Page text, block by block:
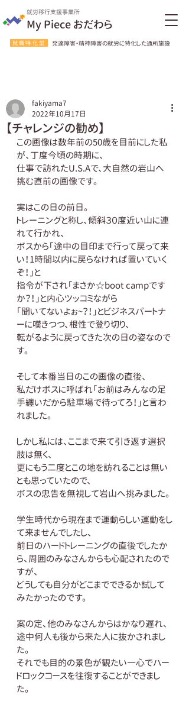
就労移行支援事業所
My Piece おだわら
就職特化型 発達障害・精神障害の就労に特化した通所施設
【チャレンジの勧め】
fakiyama7
2022年10月17日
この画像は数年前の50歳を目前にした私
が、丁度今頃の時期に、
仕事で訪れたU.S.Aで、大自然の岩山へ
挑む直前の画像です。
実はこの日の前日。
トレーニングと称し、傾斜３０度近い山に連
れて行かれ、
ボスから「途中の目印まで行って戻って来
い！1時間以内に戻らなければ置いていく
ぞ！」と
指令が下され「まさか☆boot campです
か？！」と内心ツッコミながら
「聞いてないよぉ~？！」とビジネスパートナ
ーに嘆きつつ、根性で登り切り、
転がるように戻ってきた次の日の姿なので
す。
そして本番当日のこの画像の直後、
私だけボスに呼ばれ「お前はみんなの足
手纏いだから駐車場で待ってろ！」と言わ
れました。
しかし私には、ここまで来て引き返す選択
肢は無く、
更にもう二度とこの地を訪れることは無い
とも思っていたので、
ボスの忠告を無視して岩山へ挑みました。
学生時代から現在まで運動らしい運動をし
て来ませんでしたし、
前日のハードトレーニングの直後でしたか
ら、周囲のみなさんからも心配されたので
すが、
どうしても自分がどこまでできるか試して
みたかったのです。
案の定、他のみなさんからはかなり遅れ、
途中何人も後から来た人に抜かされまし
た。
それでも目的の景色が観たい一心でハー
ドロックコースを往復することができまし
た。